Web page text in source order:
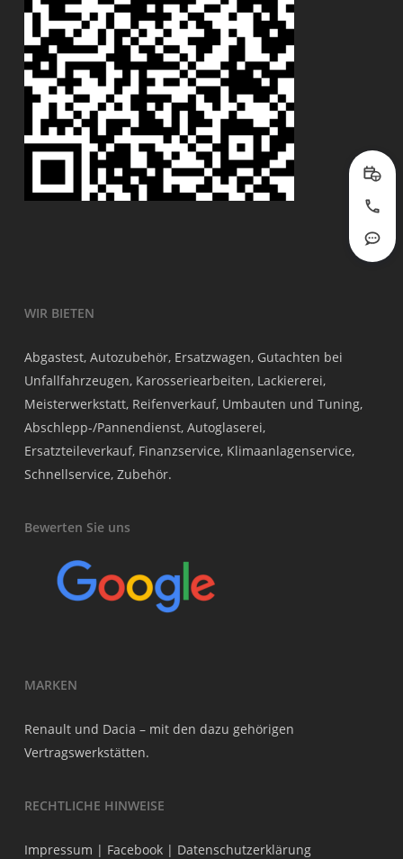
WIR BIETEN
Abgastest, Autozubehör, Ersatzwagen, Gutachten bei
Unfallfahrzeugen, Karosseriearbeiten, Lackiererei,
Meisterwerkstatt, Reifenverkauf, Umbauten und Tuning,
Abschlepp-/Pannendienst, Autoglaserei,
Ersatzteileverkauf, Finanzservice, Klimaanlagenservice,
Schnellservice, Zubehör.
Bewerten Sie uns
MARKEN
Renault und Dacia – mit den dazu gehörigen
Vertragswerkstätten.
RECHTLICHE HINWEISE
Impressum | Facebook| Datenschutzerklärung
Jetzt